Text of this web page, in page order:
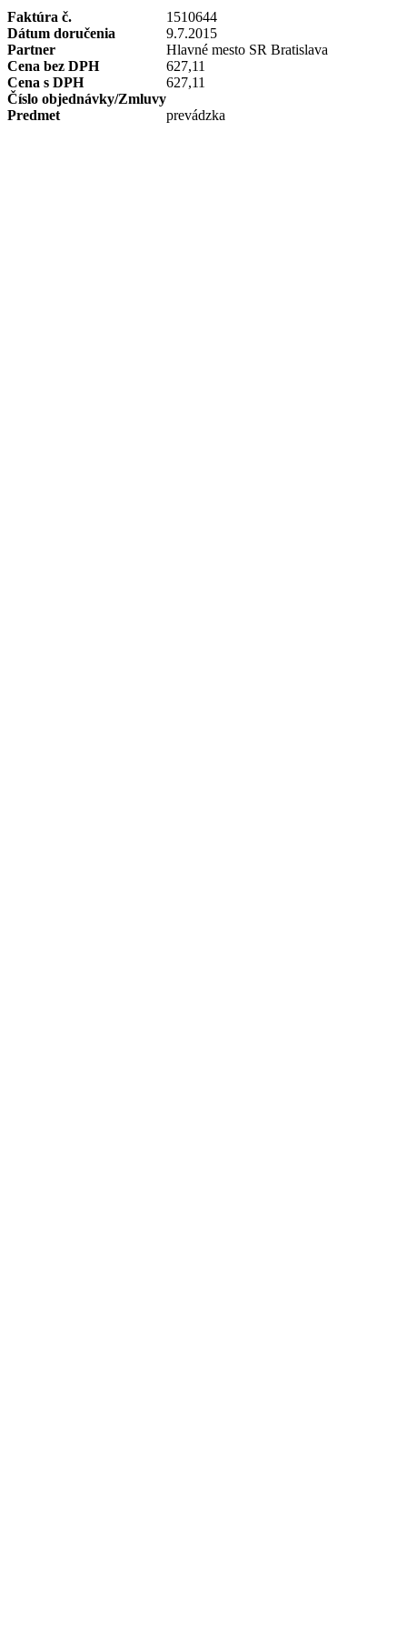
Faktúra č.
1510644
Dátum doručenia
9.7.2015
Partner
Hlavné mesto SR Bratislava
Cena bez DPH
627,11
Cena s DPH
627,11
Číslo objednávky/Zmluvy
Predmet
prevádzka